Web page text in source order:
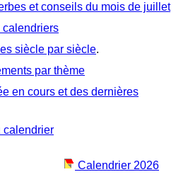
et conseils du mois de juillet
calendriers
siècle par siècle.
par thème
en cours et des dernières
calendrier
Calendrier 2026